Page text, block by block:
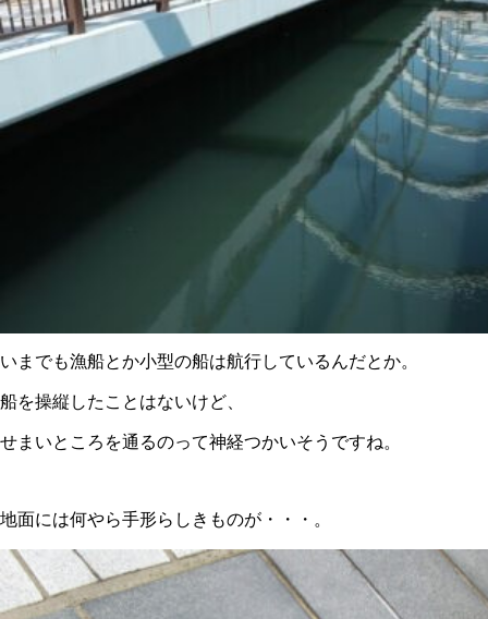
いまでも漁船とか小型の船は航行しているんだとか。
船を操縦したことはないけど、
せまいところを通るのって神経つかいそうですね。
地面には何やら手形らしきものが・・・。